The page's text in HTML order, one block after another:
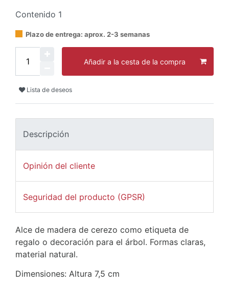
Contenido 1
Plazo de entrega: aprox. 2-3 semanas
Añadir a la cesta de la compra
Lista de deseos
Descripción
Opinión del cliente
Seguridad del producto (GPSR)
Alce de madera de cerezo como etiqueta de
regalo o decoración para el árbol. Formas claras,
material natural.
Dimensiones: Altura 7,5 cm